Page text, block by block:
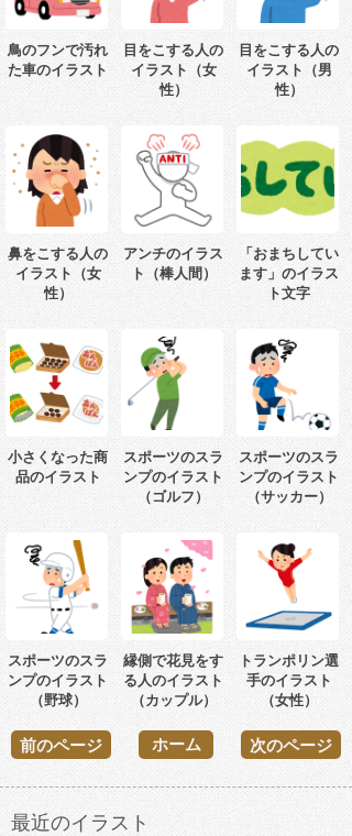
鳥のフンで汚れ
た車のイラスト
目をこする人の
イラスト（女
性）
目をこする人の
イラスト（男
性）
鼻をこする人の
イラスト（女
性）
アンチのイラス
ト（棒人間）
「おまちしてい
ます」のイラス
ト文字
小さくなった商
品のイラスト
スポーツのスラ
ンプのイラスト
（ゴルフ）
スポーツのスラ
ンプのイラスト
（サッカー）
スポーツのスラ
ンプのイラスト
（野球）
縁側で花見をす
る人のイラスト
（カップル）
トランポリン選
手のイラスト
（女性）
前のページ 次のページ
ホーム
最近のイラスト